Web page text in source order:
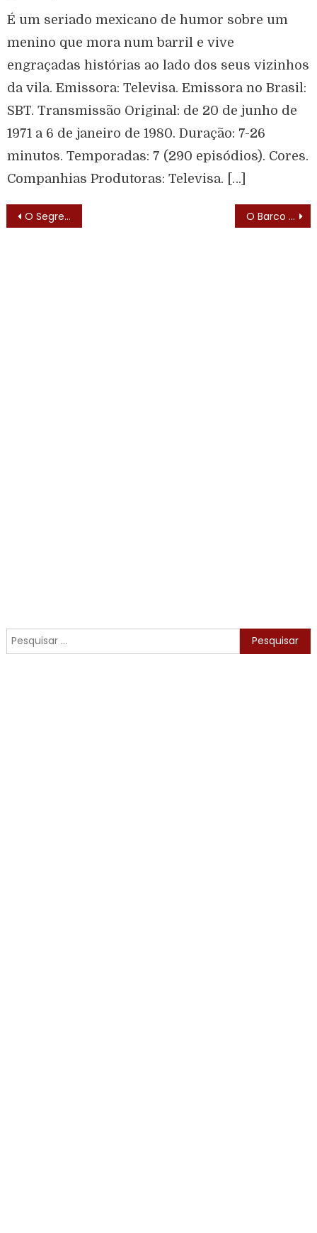
É um seriado mexicano de humor sobre um
menino que mora num barril e vive
engraçadas histórias ao lado dos seus vizinhos
da vila. Emissora: Televisa. Emissora no Brasil:
SBT. Transmissão Original: de 20 de junho de
1971 a 6 de janeiro de 1980. Duração: 7-26
minutos. Temporadas: 7 (290 episódios). Cores.
Companhias Produtoras: Televisa. […]
O Segredo de Isis (Secret of Isis – 1975) – Elenco O Barco do Amor (Love Boat – 1977) – Letra do Tema de Abertura